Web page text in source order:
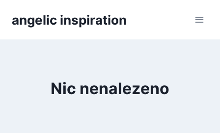
angelic inspiration
Nic nenalezeno